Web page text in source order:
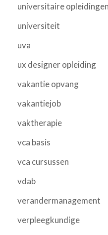
universitaire opleidingen
universiteit
uva
ux designer opleiding
vakantie opvang
vakantiejob
vaktherapie
vca basis
vca cursussen
vdab
verandermanagement
verpleegkundige